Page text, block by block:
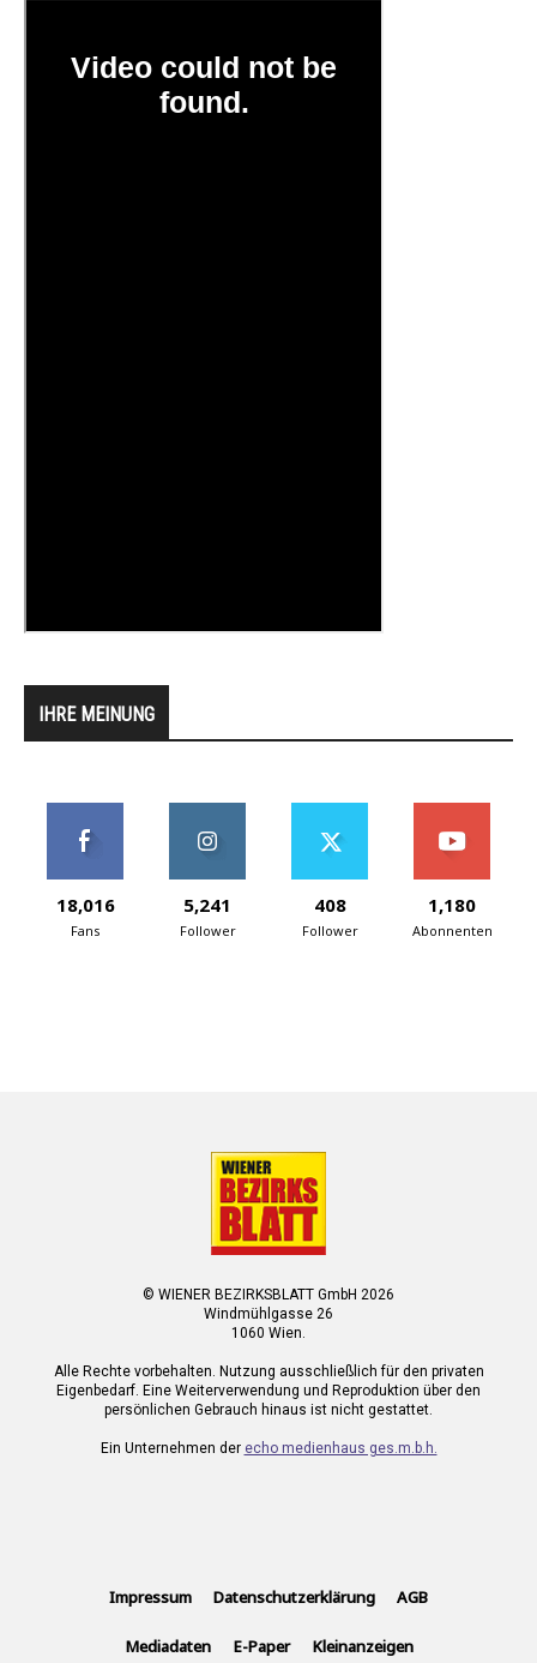
IHRE MEINUNG
18,016
Fans
5,241
Follower
408
Follower
1,180
Abonnenten
© WIENER BEZIRKSBLATT GmbH 2026
Windmühlgasse 26
1060 Wien.
Alle Rechte vorbehalten. Nutzung ausschließlich für den privaten
Eigenbedarf. Eine Weiterverwendung und Reproduktion über den
persönlichen Gebrauch hinaus ist nicht gestattet.
Ein Unternehmen der echo medienhaus ges.m.b.h.
Impressum Datenschutzerklärung AGB
Mediadaten E-Paper Kleinanzeigen